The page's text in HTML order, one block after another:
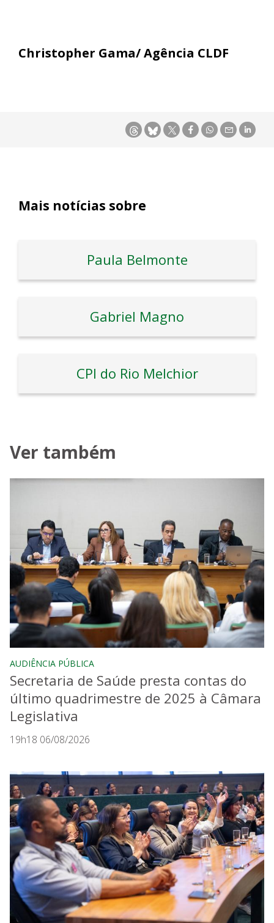
Christopher Gama/ Agência CLDF
Mais notícias sobre
Paula Belmonte
Gabriel Magno
CPI do Rio Melchior
Ver também
AUDIÊNCIA PÚBLICA
Secretaria de Saúde presta contas do
último quadrimestre de 2025 à Câmara
Legislativa
19h18 06/08/2026